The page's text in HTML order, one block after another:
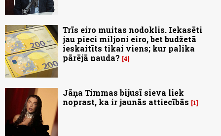
Trīs eiro muitas nodoklis. Iekasēti
jau pieci miljoni eiro, bet budžetā
ieskaitīts tikai viens; kur palika
pārējā nauda? 4
Jāņa Timmas bijusī sieva liek
noprast, ka ir jaunās attiecībās
1